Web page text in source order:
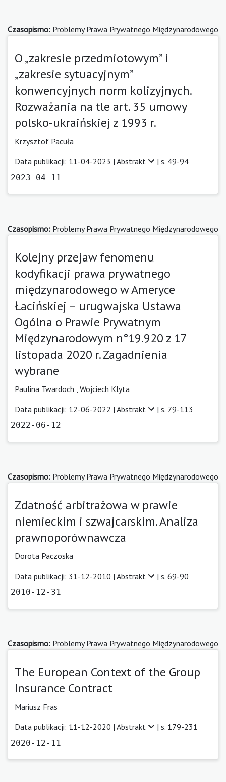
Czasopismo: Problemy Prawa Prywatnego Międzynarodowego
O „zakresie przedmiotowym” i
„zakresie sytuacyjnym”
konwencyjnych norm kolizyjnych.
Rozważania na tle art. 35 umowy
polsko-ukraińskiej z 1993 r.
Krzysztof Pacuła
Data publikacji: 11-04-2023 | Abstrakt | s. 49-94
2023-04-11
Czasopismo: Problemy Prawa Prywatnego Międzynarodowego
Kolejny przejaw fenomenu
kodyfikacji prawa prywatnego
międzynarodowego w Ameryce
Łacińskiej – urugwajska Ustawa
Ogólna o Prawie Prywatnym
Międzynarodowym n°19.920 z 17
listopada 2020 r. Zagadnienia
wybrane
Paulina Twardoch Wojciech Klyta
Data publikacji: 12-06-2022 | Abstrakt | s. 79-113
2022-06-12
Czasopismo: Problemy Prawa Prywatnego Międzynarodowego
Zdatność arbitrażowa w prawie
niemieckim i szwajcarskim. Analiza
prawnoporównawcza
Dorota Paczoska
Data publikacji: 31-12-2010 | Abstrakt | s. 69-90
2010-12-31
Czasopismo: Problemy Prawa Prywatnego Międzynarodowego
The European Context of the Group
Insurance Contract
Mariusz Fras
Data publikacji: 11-12-2020 | Abstrakt | s. 179-231
2020-12-11